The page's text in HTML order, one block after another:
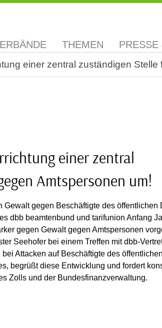
THEMEN
einer zentral zuständigen
einer zentral
Amtspersonen um!
gegen Beschäftigte des öffentlichen
dbb beamtenbund und tarifunion Anfang
gegen Gewalt gegen Amtspersonen
Seehofer bei einem Treffen mit dbb-
Attacken auf Beschäftigte des
begrüßt diese Entwicklung und fordert
Zolls und der Bundesfinanzverwaltung.